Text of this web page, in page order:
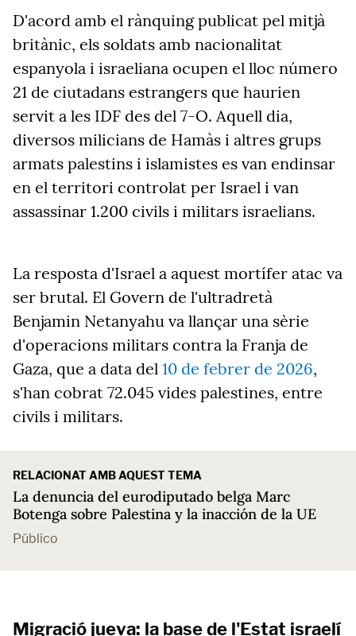
D'acord amb el rànquing publicat pel mitjà
britànic, els soldats amb nacionalitat
espanyola i israeliana ocupen el lloc número
21 de ciutadans estrangers que haurien
servit a les IDF des del 7-O. Aquell dia,
diversos milicians de Hamàs i altres grups
armats palestins i islamistes es van endinsar
en el territori controlat per Israel i van
assassinar 1.200 civils i militars israelians.
La resposta d'Israel a aquest mortífer atac va
ser brutal. El Govern de l'ultradretà
Benjamin Netanyahu va llançar una sèrie
d'operacions militars contra la Franja de
Gaza, que a data del 10 de febrer de 2026,
s'han cobrat 72.045 vides palestines, entre
civils i militars.
RELACIONAT AMB AQUEST TEMA
La denuncia del eurodiputado belga Marc
Botenga sobre Palestina y la inacción de la UE
Público
Migració jueva: la base de l'Estat israelí